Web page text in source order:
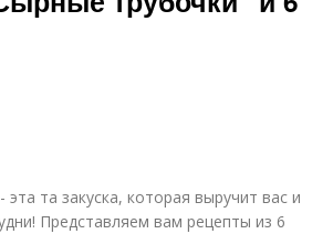
та закуска, которая выручит вас и
Представляем вам рецепты из 6